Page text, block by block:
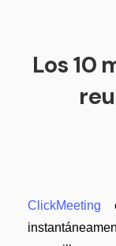
Proteger
Compartir
Comparación
Usar mejor
Los 10
ClickMeeting